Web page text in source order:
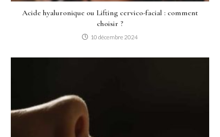
Acide hyaluronique ou Lifting cervico-facial : comment
choisir ?
10 décembre 2024